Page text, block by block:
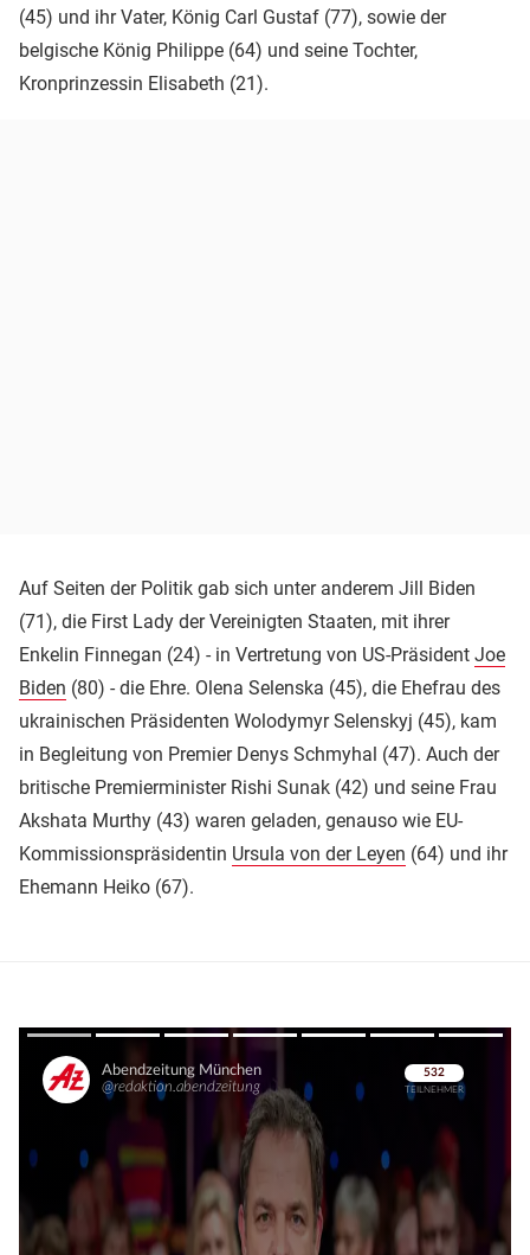
(45) und ihr Vater, König Carl Gustaf (77), sowie der
belgische König Philippe (64) und seine Tochter,
Kronprinzessin Elisabeth (21).
Auf Seiten der Politik gab sich unter anderem Jill Biden
(71), die First Lady der Vereinigten Staaten, mit ihrer
Enkelin Finnegan (24) - in Vertretung von US-Präsident Joe
Biden (80) - die Ehre. Olena Selenska (45), die Ehefrau des
ukrainischen Präsidenten Wolodymyr Selenskyj (45), kam
in Begleitung von Premier Denys Schmyhal (47). Auch der
britische Premierminister Rishi Sunak (42) und seine Frau
Akshata Murthy (43) waren geladen, genauso wie EU-
Kommissionspräsidentin Ursula von der Leyen (64) und ihr
Ehemann Heiko (67).
Überspringen